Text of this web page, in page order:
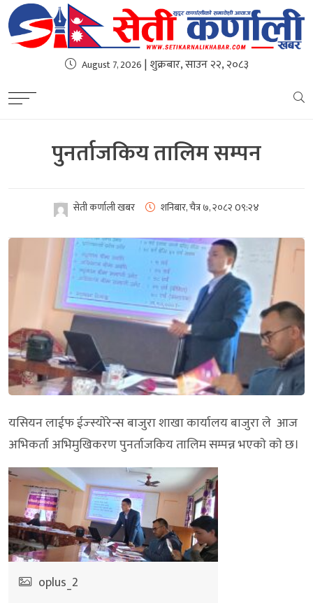
August 7, 2026 | शुक्रबार, साउन २२, २०८३
पुनर्ताजकिय तालिम सम्पन
सेती कर्णाली खबर शनिबार, चैत्र ७, २०८२0९:२४
यसियन लाईफ ईज्स्याेरेन्स बाजुरा शाखा कार्यालय बाजुरा ले आज
अभिकर्ता अभिमुखिकरण पुनर्ताजकिय तालिम सम्पन्न भएकाे काे छ।
oplus_2